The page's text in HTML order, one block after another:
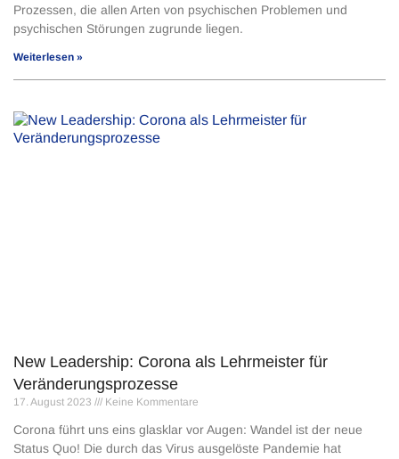
Prozessen, die allen Arten von psychischen Problemen und
psychischen Störungen zugrunde liegen.
Weiterlesen »
New Leadership: Corona als Lehrmeister für
Veränderungsprozesse
17. August 2023 Keine Kommentare
Corona führt uns eins glasklar vor Augen: Wandel ist der neue
Status Quo! Die durch das Virus ausgelöste Pandemie hat